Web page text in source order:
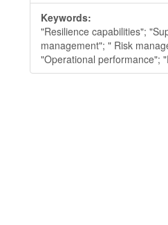
Keywords:
"Resilience capabilities";
management"; " Risk
"Operational performance";